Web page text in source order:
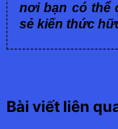
nơi bạn có thể
sẻ kiến thức
Bài viết liên